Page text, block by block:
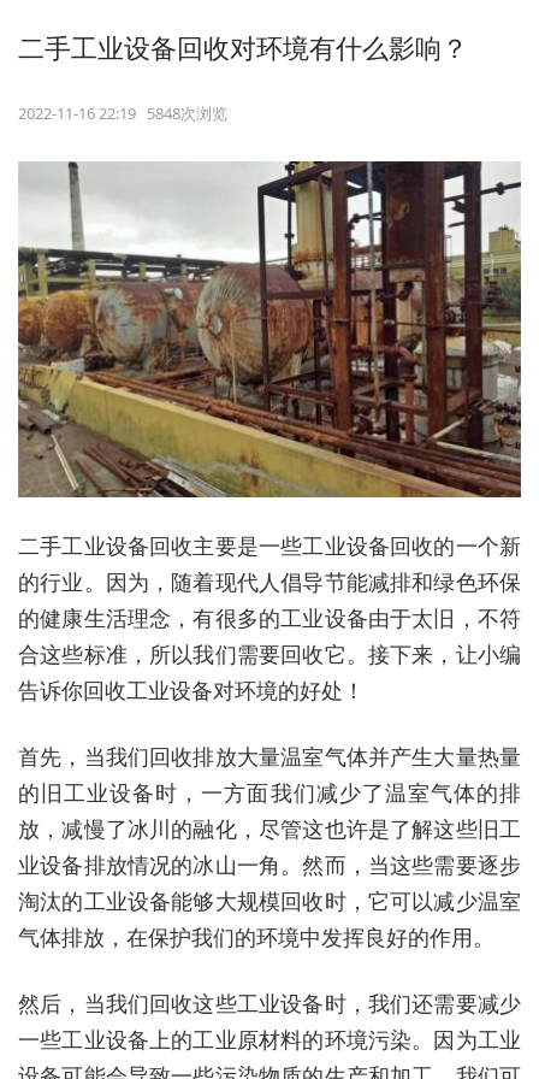
二手工业设备回收对环境有什么影响？
2022-11-16 22:19 5848次浏览
二手工业设备回收主要是一些工业设备回收的一个新
的行业。因为，随着现代人倡导节能减排和绿色环保
的健康生活理念，有很多的工业设备由于太旧，不符
合这些标准，所以我们需要回收它。接下来，让小编
告诉你回收工业设备对环境的好处！
首先，当我们回收排放大量温室气体并产生大量热量
的旧工业设备时，一方面我们减少了温室气体的排
放，减慢了冰川的融化，尽管这也许是了解这些旧工
业设备排放情况的冰山一角。然而，当这些需要逐步
淘汰的工业设备能够大规模回收时，它可以减少温室
气体排放，在保护我们的环境中发挥良好的作用。
然后，当我们回收这些工业设备时，我们还需要减少
一些工业设备上的工业原材料的环境污染。因为工业